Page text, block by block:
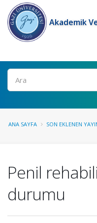
Akademik
Ara
ANA SAYFA SON EKLENEN
Penil
durumu